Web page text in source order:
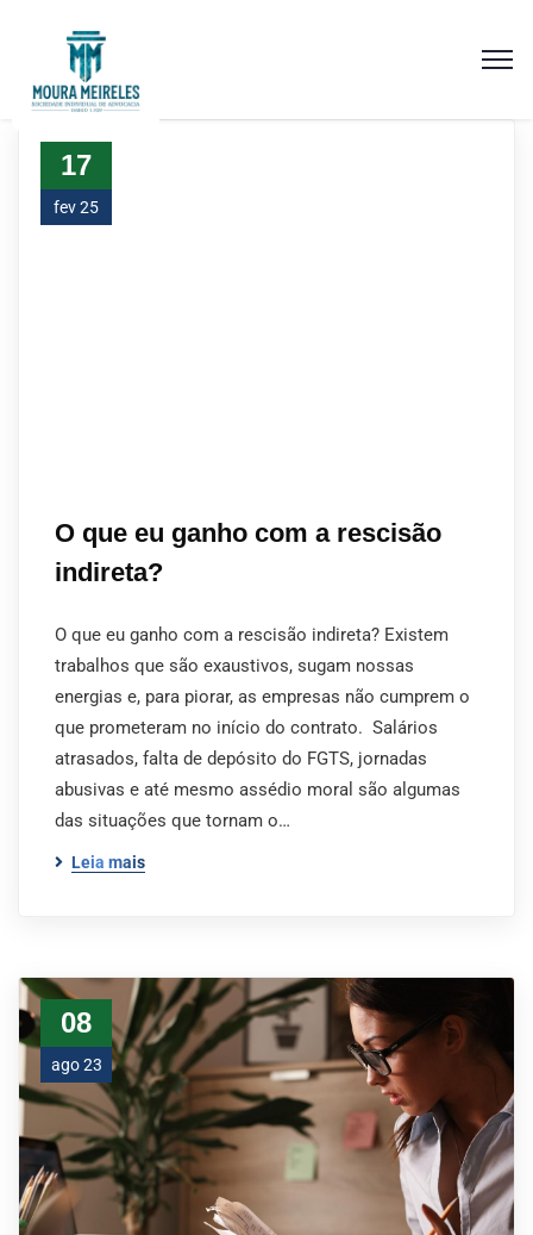
17
fev 25
O que eu ganho com a rescisão
indireta?
O que eu ganho com a rescisão indireta? Existem
trabalhos que são exaustivos, sugam nossas
energias e, para piorar, as empresas não cumprem o
que prometeram no início do contrato. Salários
atrasados, falta de depósito do FGTS, jornadas
abusivas e até mesmo assédio moral são algumas
das situações que tornam o…
Leia mais
08
ago 23